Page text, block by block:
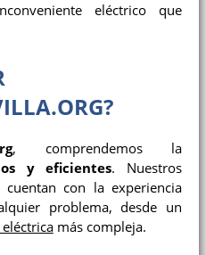
eléctrico que
, comprendemos la
y eficientes. Nuestros
con la experiencia
problema, desde un
más compleja.